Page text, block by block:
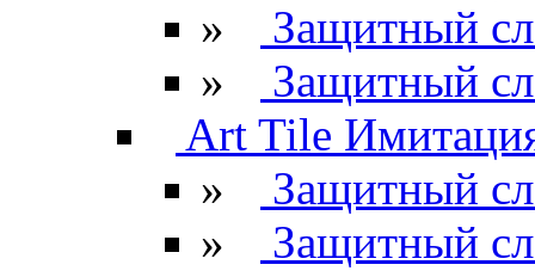
»
Защитный
»
Защитный
Art Tile
»
Защитный
»
Защитный